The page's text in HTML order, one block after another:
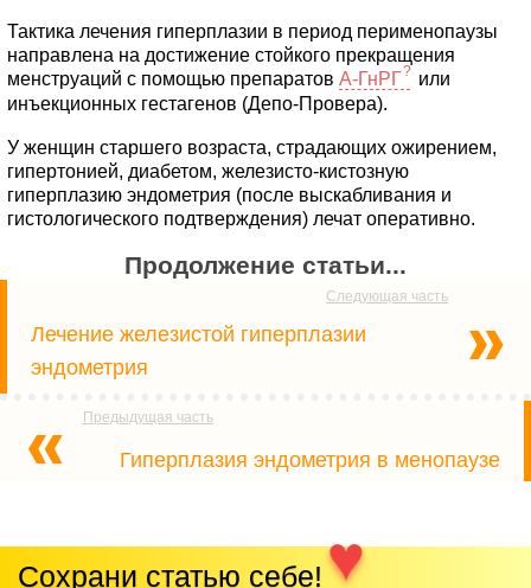
Тактика лечения гиперплазии в период перименопаузы
направлена на достижение стойкого прекращения
менструаций с помощью препаратов А-ГнРГ
или
инъекционных гестагенов (Депо-Провера).
У женщин старшего возраста, страдающих ожирением,
гипертонией, диабетом, железисто-кистозную
гиперплазию эндометрия (после выскабливания и
гистологического подтверждения) лечат оперативно.
Продолжение статьи...
Лечение железистой гиперплазии
эндометрия
Гиперплазия эндометрия в менопаузе
Сохрани статью себе!